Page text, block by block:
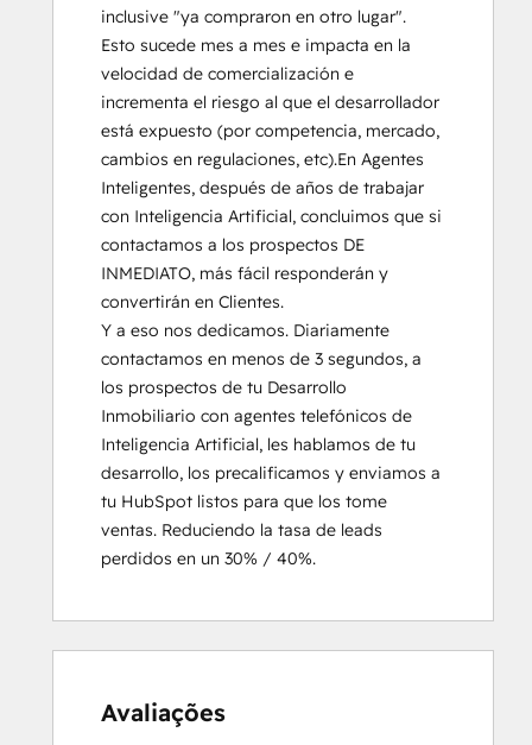
inclusive "ya compraron en otro lugar".
Esto sucede mes a mes e impacta en la
velocidad de comercialización e
incrementa el riesgo al que el desarrollador
está expuesto (por competencia, mercado,
cambios en regulaciones, etc).En Agentes
Inteligentes, después de años de trabajar
con Inteligencia Artificial, concluimos que si
contactamos a los prospectos DE
INMEDIATO, más fácil responderán y
convertirán en Clientes.
Y a eso nos dedicamos. Diariamente
contactamos en menos de 3 segundos, a
los prospectos de tu Desarrollo
Inmobiliario con agentes telefónicos de
Inteligencia Artificial, les hablamos de tu
desarrollo, los precalificamos y enviamos a
tu HubSpot listos para que los tome
ventas. Reduciendo la tasa de leads
perdidos en un 30% / 40%.
Avaliações